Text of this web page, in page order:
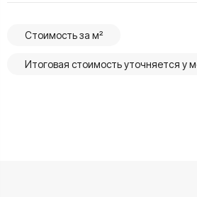
Стоимость за м²
Итоговая стоимость уточняется у